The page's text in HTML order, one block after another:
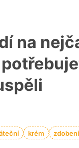
na
krém zdobení